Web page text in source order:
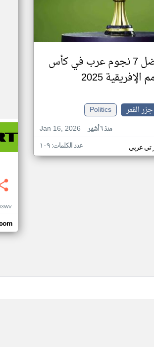
أفضل 7 نجوم عرب في كأس
الإفريقية 2025
القمر
Politics
Jan 16, 2026
منذ ٦ أشهر
تي عربي عدد الكلمات: ١٠٩